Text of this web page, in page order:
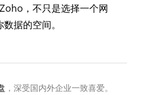
，不只是选择一个网
据的空间。
，深受国内外企业一致喜爱。